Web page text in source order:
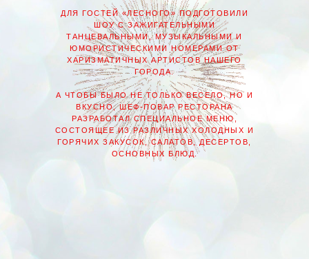
ДЛЯ ГОСТЕЙ «ЛЕСНОГО» ПОДГОТОВИЛИ
ШОУ С ЗАЖИГАТЕЛЬНЫМИ
ТАНЦЕВАЛЬНЫМИ, МУЗЫКАЛЬНЫМИ И
ЮМОРИСТИЧЕСКИМИ НОМЕРАМИ ОТ
ХАРИЗМАТИЧНЫХ АРТИСТОВ НАШЕГО
ГОРОДА.
А ЧТОБЫ БЫЛО НЕ ТОЛЬКО ВЕСЕЛО, НО И
ВКУСНО, ШЕФ-ПОВАР РЕСТОРАНА
РАЗРАБОТАЛ СПЕЦИАЛЬНОЕ МЕНЮ,
СОСТОЯЩЕЕ ИЗ РАЗЛИЧНЫХ ХОЛОДНЫХ И
ГОРЯЧИХ ЗАКУСОК, САЛАТОВ, ДЕСЕРТОВ,
ОСНОВНЫХ БЛЮД.